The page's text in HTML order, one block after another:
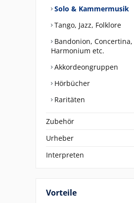
Solo & Kammermusik
Tango, Jazz, Folklore
Bandonion, Concertina,
Harmonium etc.
Akkordeongruppen
Hörbücher
Raritäten
Zubehör
Urheber
Interpreten
Vorteile